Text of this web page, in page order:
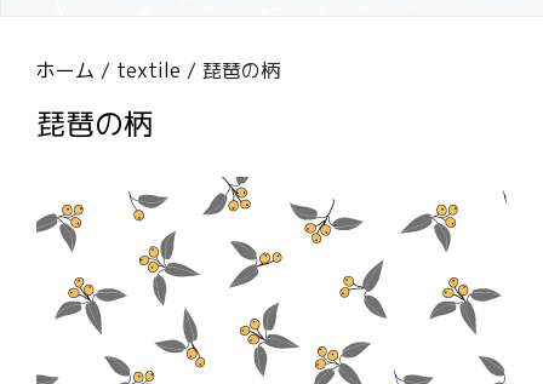
ホーム / textile / 琵琶の柄
琵琶の柄